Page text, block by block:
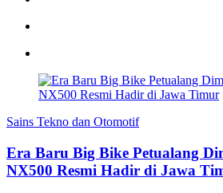
Sains Tekno dan Otomotif
Era Baru Big Bike Petualang
NX500 Resmi Hadir di Jawa